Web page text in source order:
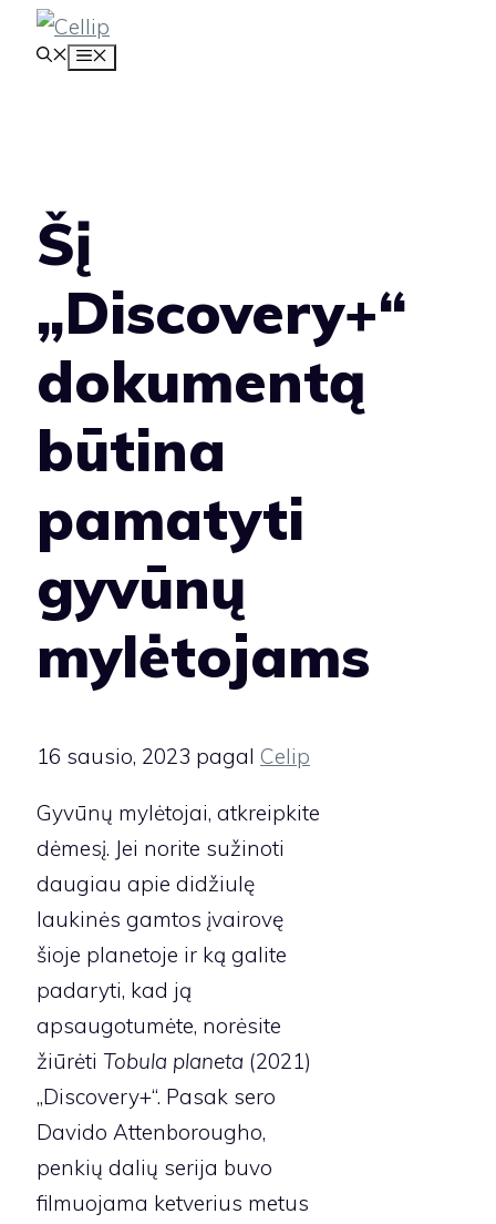
Pereiti
prie
Šį
„Discovery+“
dokumentą
būtina
pamatyti
gyvūnų
mylėtojams
16 sausio, 2023 pagal Celip
Gyvūnų mylėtojai, atkreipkite
dėmesį. Jei norite sužinoti
daugiau apie didžiulę
laukinės gamtos įvairovę
šioje planetoje ir ką galite
padaryti, kad ją
apsaugotumėte, norėsite
žiūrėti Tobula planeta (2021)
„Discovery+“. Pasak sero
Davido Attenborougho,
penkių dalių serija buvo
filmuojama ketverius metus